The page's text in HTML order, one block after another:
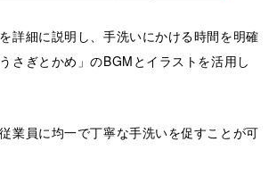
詳細に説明し、手洗いにかける時間を明確
さぎとかめ」のBGMとイラストを活用し
業員に均一で丁寧な手洗いを促すことが可